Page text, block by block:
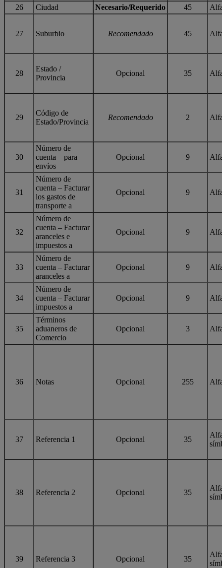
26 Ciudad Necesario/Requerido 45
27 Suburbio Recomendado 45
28
Estado /
Provincia
Opcional 35
29
Código de
Estado/Provincia
Recomendado 2
30
Número de
cuenta – para
envíos
Opcional 9
31
Número de
cuenta – Facturar
los gastos de
transporte a
Opcional 9
32
Número de
cuenta – Facturar
aranceles e
impuestos a
Opcional 9
33
Número de
cuenta – Facturar
aranceles a
Opcional 9
34
Número de
cuenta – Facturar
impuestos a
Opcional 9
35
Términos
aduaneros de
Comercio
Opcional 3
36 Notas Opcional 255
37 Referencia 1 Opcional 35
38 Referencia 2 Opcional 35
39 Referencia 3 Opcional 35